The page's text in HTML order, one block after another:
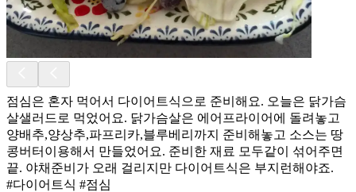
점심은 혼자 먹어서 다이어트식으로 준비해요. 오늘은 닭가슴
살샐러드로 먹었어요. 닭가슴살은 에어프라이어에 돌려놓고
양배추,양상추,파프리카,블루베리까지 준비해놓고 소스는 땅
콩버터이용해서 만들었어요. 준비한 재료 모두같이 섞어주면
끝. 야채준비가 오래 걸리지만 다이어트식은 부지런해야죠.
#다이어트식 #점심